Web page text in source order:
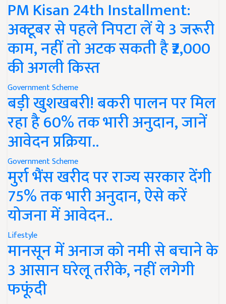
PM Kisan 24th Installment:
अक्टूबर से पहले निपटा लें ये 3 जरूरी
काम, नहीं तो अटक सकती है ₹2,000
की अगली किस्त
Government Scheme
बड़ी खुशखबरी! बकरी पालन पर मिल
रहा है 60% तक भारी अनुदान, जानें
आवेदन प्रक्रिया..
Government Scheme
मुर्रा भैंस खरीद पर राज्य सरकार देंगी
75% तक भारी अनुदान, ऐसे करें
योजना में आवेदन..
Lifestyle
मानसून में अनाज को नमी से बचाने के
3 आसान घरेलू तरीके, नहीं लगेगी
फफूंदी